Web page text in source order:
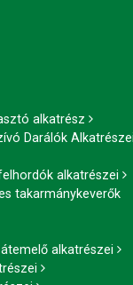
alkatrész
Darálók Alkatrészei
alkatrészei
takarmánykeverők
alkatrészei